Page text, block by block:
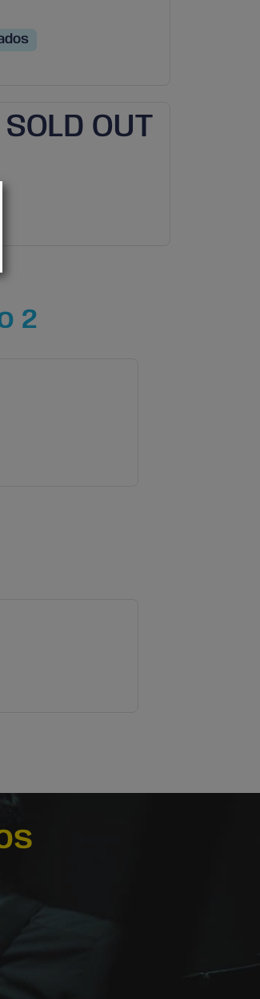
SOLD OUT
2